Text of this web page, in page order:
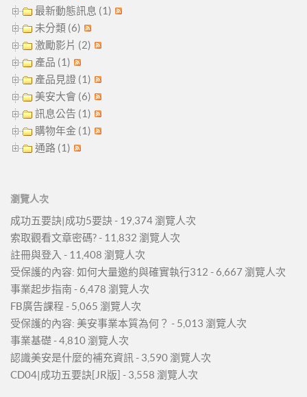
最新動態訊息 (1)
未分類 (6)
激勵影片 (2)
產品 (1)
產品見證 (1)
美安大會 (6)
訊息公告 (1)
購物年金 (1)
通路 (1)
瀏覽人次
成功五要訣|成功5要訣- 19,374 瀏覽人次
索取觀看文章密碼?- 11,832 瀏覽人次
註冊與登入 - 11,408 瀏覽人次
受保護的內容: 如何大量邀約與確實執行312 - 6,667 瀏覽人次
事業起步指南 - 6,478 瀏覽人次
FB廣告課程 - 5,065 瀏覽人次
受保護的內容: 美安事業本質為何？ - 5,013 瀏覽人次
事業基礎- 4,810 瀏覽人次
認識美安是什麼的補充資訊 - 3,590 瀏覽人次
CD04|成功五要訣[JR版] - 3,558 瀏覽人次